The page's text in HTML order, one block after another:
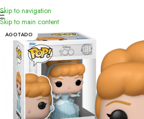
Skip to navigation
Skip to main content
Inicio Funko
AGOTADO